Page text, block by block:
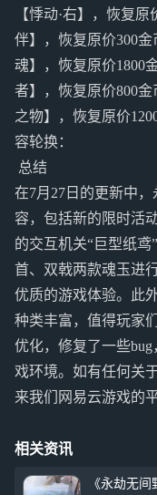
【悸动·右】，恢复
伴】，恢复原价300
魂】，恢复原价1800
者】，恢复原价800
之物】，恢复原价
容轮换：
总结
在7月27日的更新中
容，包括新的限时活
的交互机关“巨型纸
首、双戟两款魂玉进
优质的游戏体验。此
种类丰富，值得玩家
优化，修复了一些
戏环境。如有任何关
来我们网易云游戏的
相关资讯
《永劫无